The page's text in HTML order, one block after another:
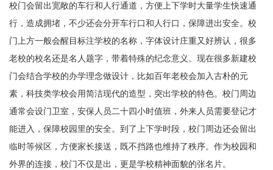
校门会留出宽敞的车行和人行通道，方便上下学时大量学生快速通
行，造成拥堵，不少还会分开车行口和人行口，保障进出安全。校
门上方一般会醒目标注学校的名称，字体设计庄重又好辨认，很多
老校的校名还是名人题字，带着特殊的纪念意义。现在很多新建校
门会结合学校的办学理念做设计，比如百年老校会加入古朴的元
素，科技类学校会用简洁现代的造型，突出学校的特色。校门周边
通常会设门卫室，安保人员二十四小时值班，外来人员需要登记才
能进入，保障校园里的安全。到了上下学时段，校门周边还会留出
临时等候区，方便家长接送，既不挡路也维持了秩序。作为校园和
外界的连接，校门不仅是出，更是学校精神面貌的张名片。